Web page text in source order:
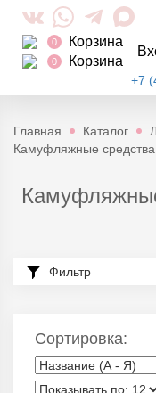
0 Корзина
0 Корзина
+7
Главная Каталог
Кaмуфляжные средства
Фильтр
Сортировка: